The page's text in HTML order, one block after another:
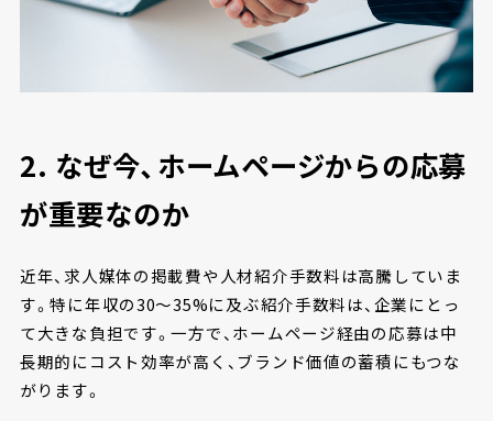
2. なぜ今、ホームページからの応募
が重要なのか
近年、求人媒体の掲載費や人材紹介手数料は高騰していま
す。特に年収の30〜35%に及ぶ紹介手数料は、企業にとっ
て大きな負担です。一方で、ホームページ経由の応募は中
長期的にコスト効率が高く、ブランド価値の蓄積にもつな
がります。